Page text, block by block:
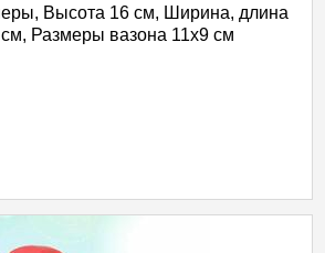
Высота 16 см, Ширина, длина
Размеры вазона 11х9 см